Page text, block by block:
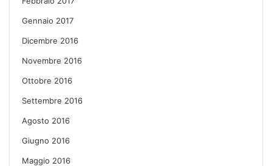
Gennaio 2017
Dicembre 2016
Novembre 2016
Ottobre 2016
Settembre 2016
Agosto 2016
Giugno 2016
Maggio 2016